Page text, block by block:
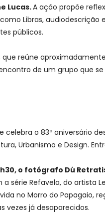
Lucas.A ação propõe
Libras,
públicos.
que reúne
de um grupo que
o 83º aniversário
Urbanismo e Design.
o fotógrafo Dú
série Refavela, do
no Morro do
vezes já desaparecidos.